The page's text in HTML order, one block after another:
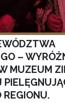
–
MUZEUM